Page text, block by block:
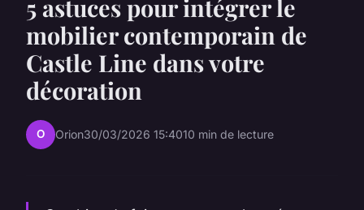
5 astuces pour intégrer le
mobilier contemporain de
Castle Line dans votre
décoration
O Orion30/03/2026 15:4010 min de lecture